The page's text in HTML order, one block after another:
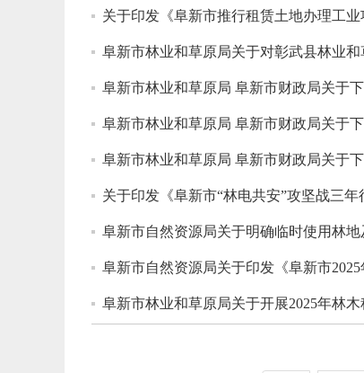
关于印发《阜新市推行租赁土地办理工
阜新市林业和草原局 阜新市财政局关于
阜新市林业和草原局 阜新市财政局关于
阜新市林业和草原局 阜新市财政局关于
关于印发《阜新市“林电共安”攻坚战三
阜新市自然资源局关于明确临时使用林
阜新市自然资源局关于印发《阜新市
阜新市林业和草原局关于开展2025年林